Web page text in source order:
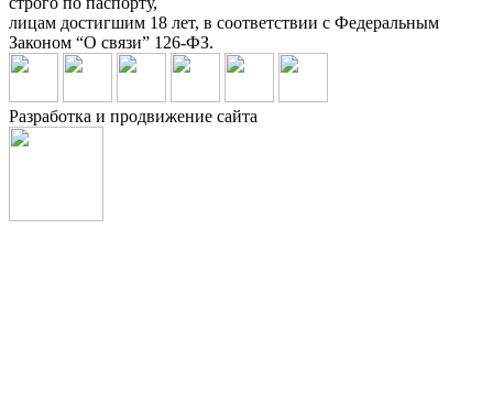
лицам достигшим 18 лет, в соответствии с Федеральным
Законом “О связи” 126-ФЗ.
Разработка и продвижение сайта